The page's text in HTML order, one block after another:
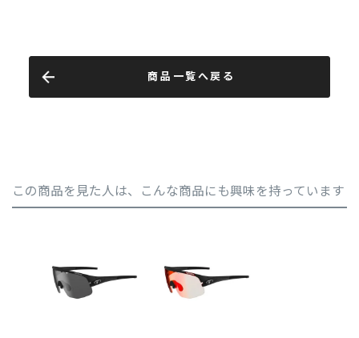
商品一覧へ戻る
この商品を見た人は、こんな商品にも興味を持っています